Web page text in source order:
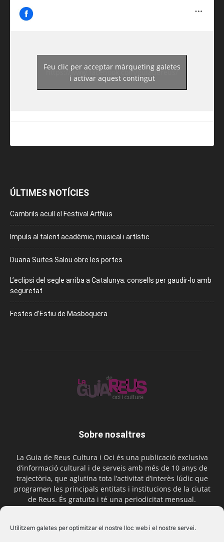
Utilitzem galetes per optimitzar el nostre lloc web i el nostre servei.
https://www.facebook.com/guiadereus/
Feu clic per acceptar màrqueting galetes
i activar aquest contingut
ÚLTIMES NOTÍCIES
Cambrils acull el Festival ArtNus
Impuls al talent acadèmic, musical i artístic
Duana Suites Salou obre les portes
L’eclipsi del segle arriba a Catalunya: consells per gaudir-lo amb
seguretat
Festes d’Estiu de Masboquera
Sobre nosaltres
La Guia de Reus Cultura i Oci és una publicació exclusiva
d’informació cultural i de serveis amb més de 10 anys de
trajectòria, que aglutina tota l’activitat d’interès lúdic que
programen les principals entitats i institucions de la ciutat
de Reus. És gratuïta i té una periodicitat mensual.